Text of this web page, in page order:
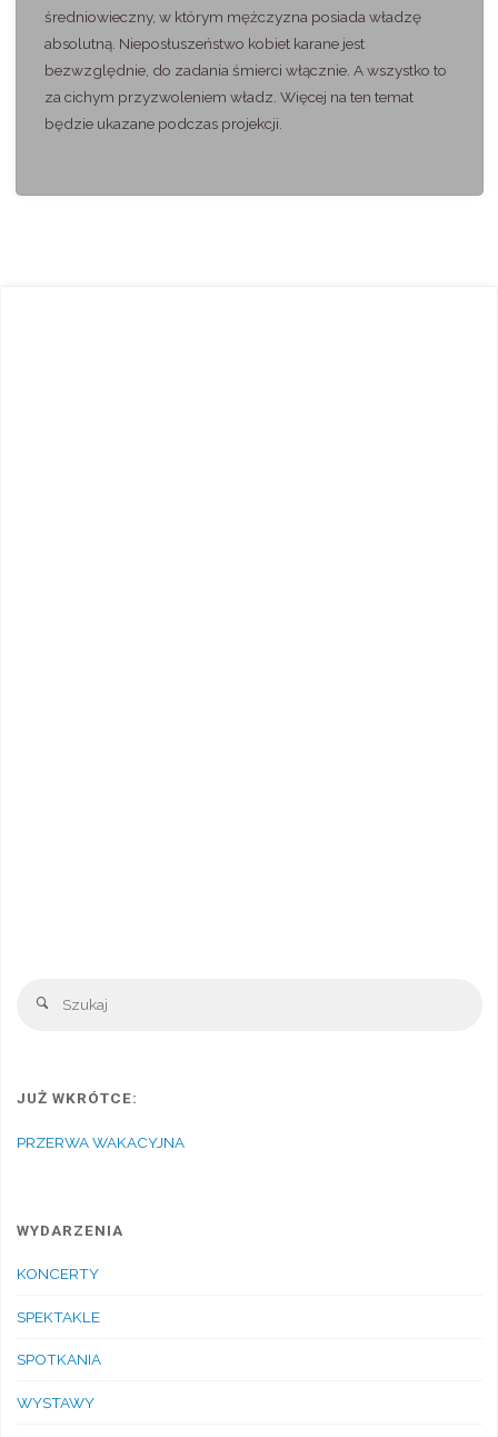
średniowieczny, w którym mężczyzna posiada władzę
absolutną. Nieposłuszeństwo kobiet karane jest
bezwzględnie, do zadania śmierci włącznie. A wszystko to
za cichym przyzwoleniem władz. Więcej na ten temat
będzie ukazane podczas projekcji.
Szukaj
JUŻ WKRÓTCE:
PRZERWA WAKACYJNA
WYDARZENIA
KONCERTY
SPEKTAKLE
SPOTKANIA
WYSTAWY